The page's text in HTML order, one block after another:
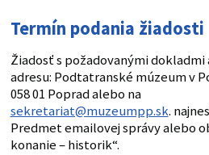
Termín podania žiadosti
Žiadosť s požadovanými
adresu: Podtatranské múzeum v
058 01 Poprad alebo na
sekretariat@muzeumpp.sk.
Predmet emailovej správy alebo
konanie – historik“.